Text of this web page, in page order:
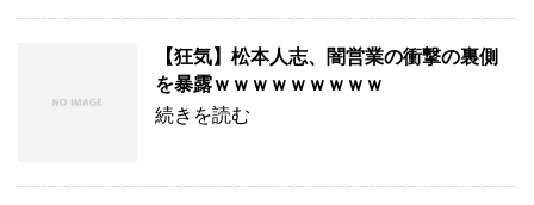
【狂気】松本人志、闇営業の衝撃の裏側
を暴露ｗｗｗｗｗｗｗｗｗ
続きを読む